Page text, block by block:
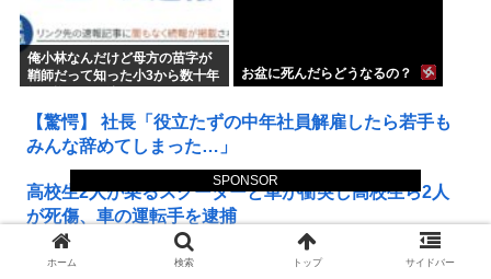
SPONSOR
俺小林なんだけど母方の苗字が
鞘師だって知った小3から数十年
お盆に死んだらどうなるの？
【驚愕】 社長「役立たずの中年社員解雇したら若手も
みんな辞めてしまった…」
高校生2人が乗るスクーターと車が衝突し高校生ら2人
が死傷、車の運転手を逮捕
【驚愕】 インドネシア、[ドラえもんが16人発見される
ホーム 検索 トップ サイドバー